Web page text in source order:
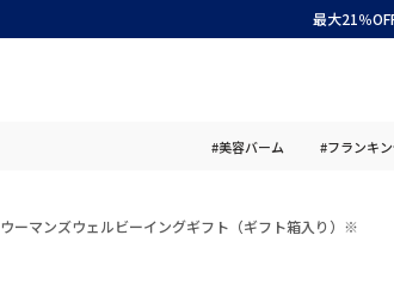
最大21％
#美容バーム #フランキ
ウーマンズウェルビーイングギフト（ギフト箱入り）※